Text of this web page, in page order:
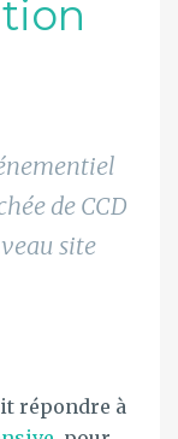
de CCD
site
répondre à